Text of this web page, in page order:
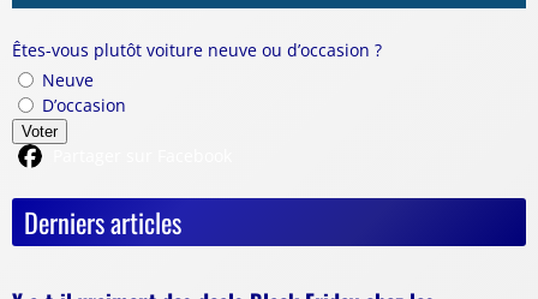
Êtes-vous plutôt voiture neuve ou d’occasion ?
Neuve
D’occasion
Voter
Derniers articles